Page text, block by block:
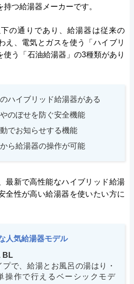
つ給湯器メーカーです。
の通りであり、給湯器は従来の
え、電気とガスを使う「ハイブリ
使う「石油給湯器」の3種類があり
ハイブリッド給湯器がある
のぼせを防ぐ安全機能
でお知らせする機能
ら給湯器の操作が可能
最新で高性能なハイブリッド給湯
全性が高い給湯器を使いたい方に
人気給湯器モデル
BL
で、給湯とお風呂の湯はり・
操作で行えるベーシックモデ